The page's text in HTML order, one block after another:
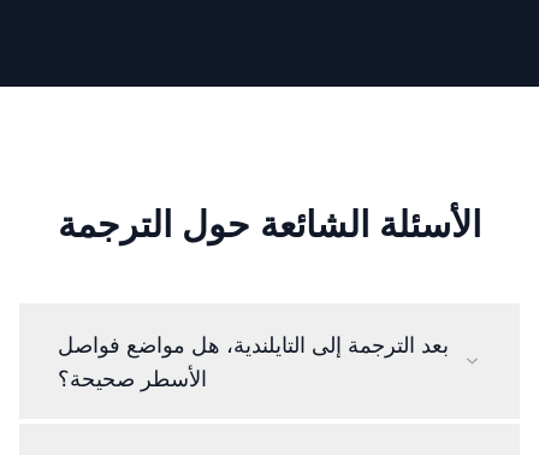
الأسئلة الشائعة حول الترجمة
بعد الترجمة إلى التايلندية، هل مواضع فواصل
الأسطر صحيحة؟